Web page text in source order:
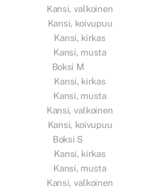
Kansi, valkoinen
Kansi, koivupuu
Kansi, kirkas
Kansi, musta
Boksi M
Kansi, kirkas
Kansi, musta
Kansi, valkoinen
Kansi, koivupuu
Boksi S
Kansi, kirkas
Kansi, musta
Kansi, valkoinen